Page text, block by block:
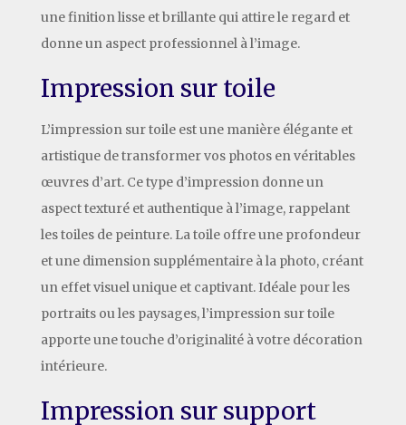
une finition lisse et brillante qui attire le regard et
donne un aspect professionnel à l’image.
Impression sur toile
L’impression sur toile est une manière élégante et
artistique de transformer vos photos en véritables
œuvres d’art. Ce type d’impression donne un
aspect texturé et authentique à l’image, rappelant
les toiles de peinture. La toile offre une profondeur
et une dimension supplémentaire à la photo, créant
un effet visuel unique et captivant. Idéale pour les
portraits ou les paysages, l’impression sur toile
apporte une touche d’originalité à votre décoration
intérieure.
Impression sur support